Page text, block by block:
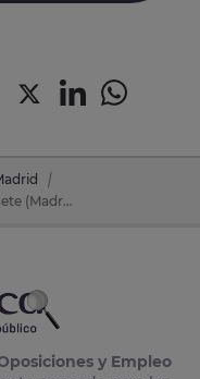
Oposiciones de Personal Servicios en Brunete (Madrid)
y Empleo